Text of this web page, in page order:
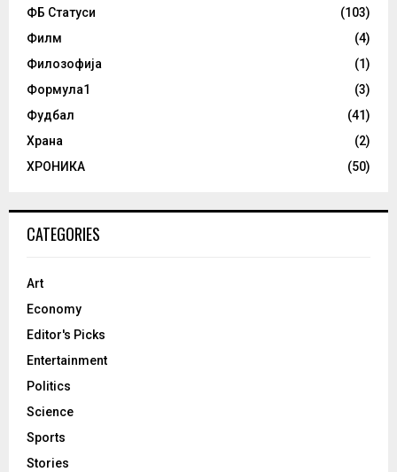
ФБ Статуси
(103)
Филм
(4)
Филозофија
(1)
Формула1
(3)
Фудбал
(41)
Храна
(2)
ХРОНИКА
(50)
CATEGORIES
Art
Economy
Editor's Picks
Entertainment
Politics
Science
Sports
Stories